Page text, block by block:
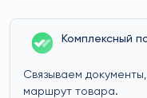
Комплексный
Связываем
маршрут товара.